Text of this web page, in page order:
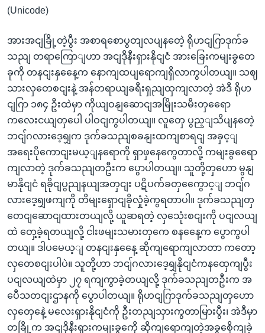
(Unicode)
အားအငျခြို့တဲ့ပွီး အစာရစောပွတျလပျနတေဲ့ ရိုဟငျဂြာဒုက်ခ
သညျ တရာကြောျဟာ အငျဒိုနီးရှားနိုငျငံ အားခြေးကမျးခွတေ
ခုကို တနငျးနှနေေ့က နောကျထပျရောကျရှိလာကွပါတယျ။ သဈ
သားလှတေစငျးနဲ့ အန်တရာယျခရီးရှညျထှကျလာတဲ့ အဲဒီ ရိုဟ
ငျဂြာ ၁၈၄ ဦးထဲမှာ ကိုယျဝနျဆောငျအမြိုးသမီးတှရေော
ကလေးငယျတှပေါ ပါဝငျကွပါတယျ။ လူတှေ ပွည့ျသိပျနတေဲ့
ဘငျ်ဂလားဒေ့ရျှက ဒုက်ခသညျစခနျးထကျစာရငျ အခှင့ျ
အရေးပိုကောငျးမယ့ျနရောကို ရှာဖှနေကွေတာလို့ ကမျးခွရေော
ကျလာတဲ့ ဒုက်ခသညျတဦးက ပွောပါတယျ။ သူတို့တှဟော မွနျ
မာနိုငျငံ ရခိုငျပွညျနယျအတှငျး ပဋိပက်ခတှကွေောင့ျ ဘငျ်ဂ
လားဒေ့ရျှဖကျကို တိမျးရှောငျခိုလှုံခဲ့ကွရတာပါ။ ဒုက်ခသညျတှ
တေငျဆောငျထားတယျလို့ ယူဆရတဲ့ လှသေုံးစငျးကို ပငျလယျ
ထဲ တှေ့ခဲ့ရတယျလို့ ငါးဖမျးသမားတှကေ စနနေေ့က ပွောကွပါ
တယျ။ ဒါပမေယ့ျ တနငျးနှနေေ့ ဆိုကျရောကျလာတာ ကတော့
လှတေစငျးပါပဲ။ သူတို့ဟာ ဘငျ်ဂလားဒေ့ရျှနိုငျငံကနထှေကျပွီး
ပငျလယျထဲမှာ ၂၇ ရကျကွာခဲ့တယျလို့ ဒုက်ခသညျတဦးက အ
ပေီသတငျးဌာနကို ပွောပါတယျ။ ရိုဟငျဂြာဒုက်ခသညျတှဟော
လှတှေနေဲ့ မလေးရှားနိုငျငံကို ဦးတညျသှားကွတာမြားပွီး၊ အဲဒီမှာ
တခြို့က အငျဒိုနီးရှားကမျးခွကေို ဆိုကျရောကျတဲ့အခွစေိုကျခဲ့